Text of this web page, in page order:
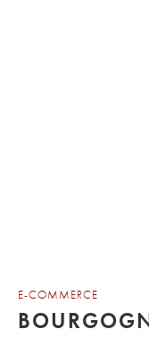
E-COMMERCE